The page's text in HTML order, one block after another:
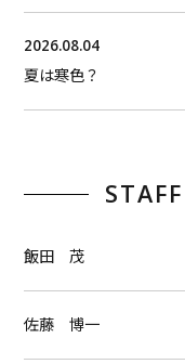
2026.08.04
夏は寒色？
STAFF
飯田 茂
佐藤 博一